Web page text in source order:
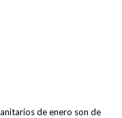
de enero son de